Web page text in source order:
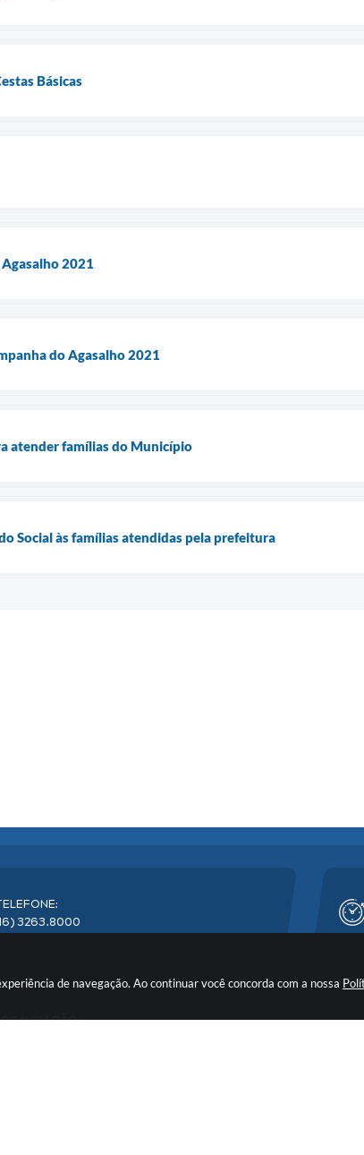
de navegação. Ao continuar você concorda com a nossa
Básicas
2021
do Agasalho 2021
atender famílias do Município
Social às famílias atendidas pela prefeitura
3263.8000